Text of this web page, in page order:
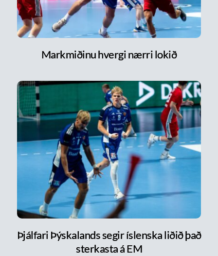
Markmiðinu hvergi nærri lokið
Þjálfari Þýskalands segir íslenska liðið það
sterkasta á EM